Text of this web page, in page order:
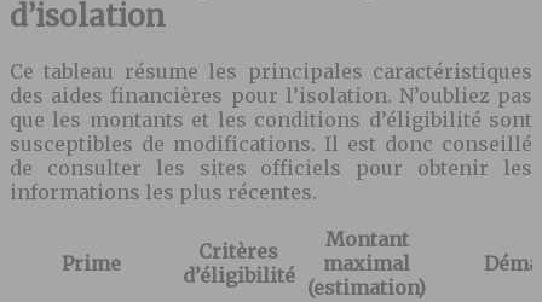
d’isolation
Ce tableau résume les principales caractéristiques
des aides financières pour l’isolation. N’oubliez pas
que les montants et les conditions d’éligibilité sont
susceptibles de modifications. Il est donc conseillé
de consulter les sites officiels pour obtenir les
informations les plus récentes.
Prime
Critères
d’éligibilité
Montant
maximal
(estimation)